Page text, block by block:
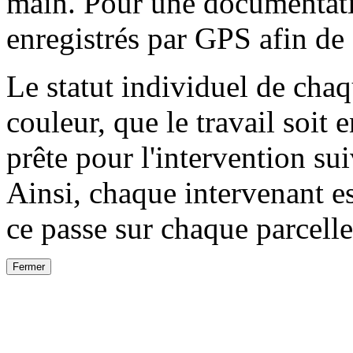
enregistrés par GPS afin
Le statut individuel de
couleur, que le travail soit
prête pour l'intervention
Ainsi, chaque intervenant
ce passe sur chaque
Fermer